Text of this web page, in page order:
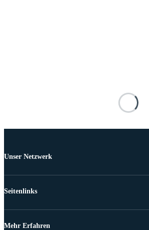
Unser Netzwerk
Seitenlinks
Mehr Erfahren